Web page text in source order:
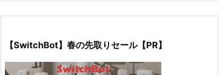
【SwitchBot】春の先取りセール【PR】